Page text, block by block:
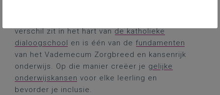
verschil zit in het hart vande katholieke
dialoogschool en is één van de fundamenten
van het Vademecum Zorgbreed en kansenrijk
onderwijs. Op die manier creëer je gelijke
onderwijskansen voor elke leerling en
bevorder je inclusie.